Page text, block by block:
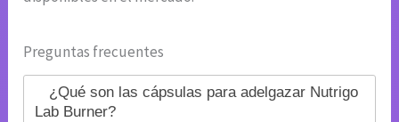
Preguntas frecuentes
¿Qué son las cápsulas para adelgazar Nutrigo
Lab Burner?